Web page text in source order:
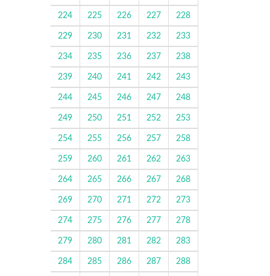
224 225 226 227 228
229 230 231 232 233
234 235 236 237 238
239 240 241 242 243
244 245 246 247 248
249 250 251 252 253
254 255 256 257 258
259 260 261 262 263
264 265 266 267 268
269 270 271 272 273
274 275 276 277 278
279 280 281 282 283
284 285 286 287 288